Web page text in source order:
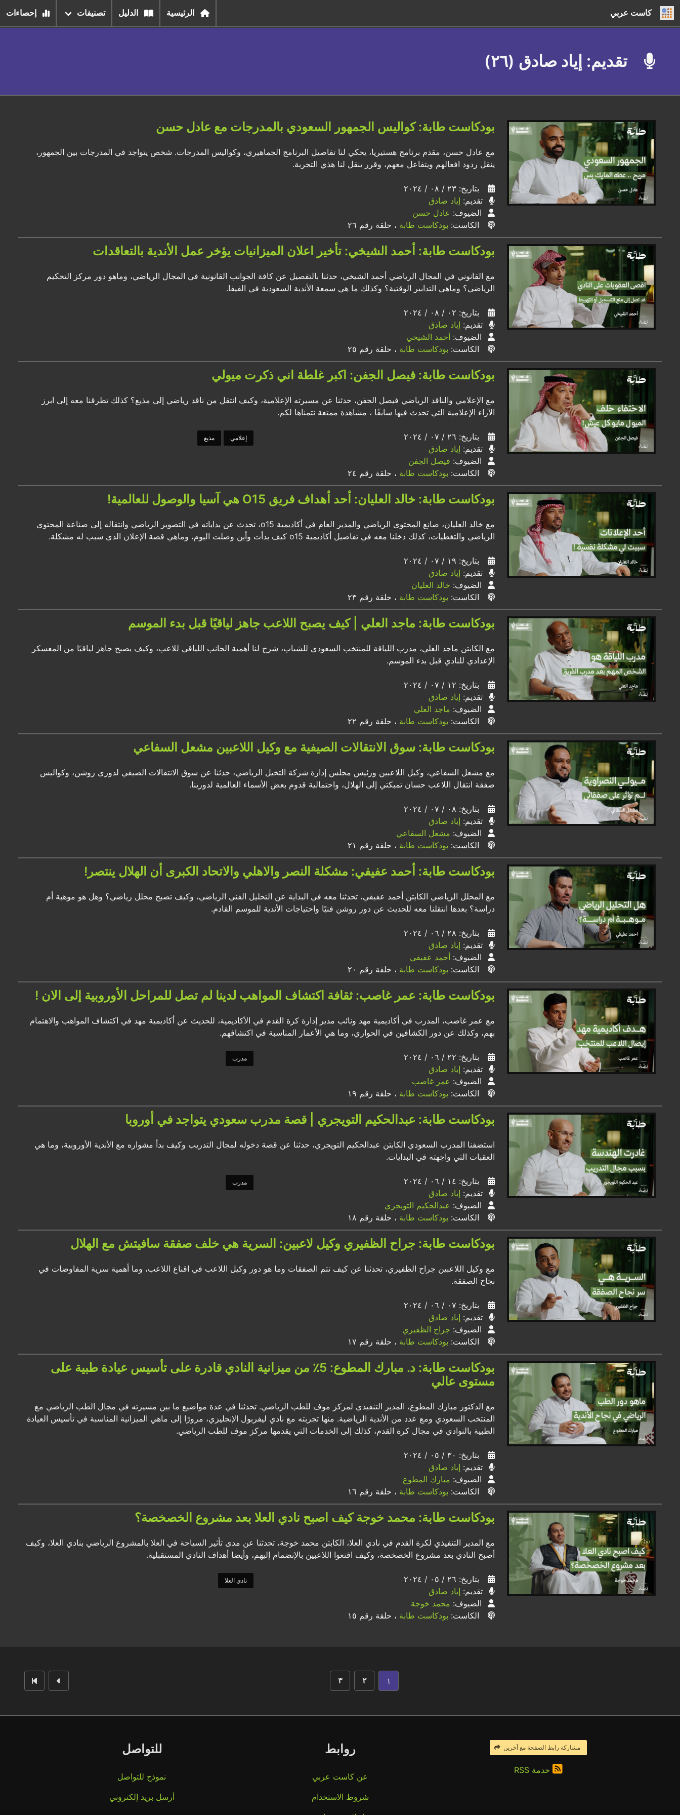
كاست عربي الرئيسية الدليل تصنيفات إحصاءات
تقديم: إياد صادق (٢٦)
بودكاست طابة: كواليس الجمهور السعودي بالمدرجات مع عادل حسن
مع عادل حسن، مقدم برنامج هستيريا، يحكي لنا تفاصيل البرنامج الجماهيري، وكواليس المدرجات. شخص يتواجد في المدرجات بين الجمهور،
ينقل ردود افعالهم ويتفاعل معهم، وقرر ينقل لنا هذي التجربة.
بتاريخ: ٢٣ / ٠٨ / ٢٠٢٤
تقديم: إياد صادق
الضيوف: عادل حسن
الكاست: بودكاست طابة ، حلقة رقم ٢٦
بودكاست طابة: أحمد الشيخي: تأخير اعلان الميزانيات يؤخر عمل الأندية بالتعاقدات
مع القانوني في المجال الرياضي أحمد الشيخي، حدثنا بالتفصيل عن كافة الجوانب القانونية في المجال الرياضي، وماهو دور مركز التحكيم
الرياضي؟ وماهي التدابير الوقتية؟ وكذلك ما هي سمعة الأندية السعودية في الفيفا.
بتاريخ: ٠٢ / ٠٨ / ٢٠٢٤
تقديم: إياد صادق
الضيوف: أحمد الشيخي
الكاست: بودكاست طابة ، حلقة رقم ٢٥
بودكاست طابة: فيصل الجفن: اكبر غلطة اني ذكرت ميولي
مع الإعلامي والناقد الرياضي فيصل الجفن، حدثنا عن مسيرته الإعلامية، وكيف انتقل من ناقد رياضي إلى مذيع؟ كذلك تطرقنا معه إلى ابرز
الآراء الإعلامية التي تحدث فيها سابقًا ، مشاهدة ممتعة نتمناها لكم.
بتاريخ: ٢٦ / ٠٧ / ٢٠٢٤
تقديم: إياد صادق
الضيوف: فيصل الجفن
الكاست: بودكاست طابة ، حلقة رقم ٢٤
إعلامي مذيع
بودكاست طابة: خالد العليان: أحد أهداف فريق O15 هي آسيا والوصول للعالمية!
مع خالد العليان، صانع المحتوى الرياضي والمدير العام في أكاديمية o15، تحدث عن بداياته في التصوير الرياضي وانتقاله إلى صناعة المحتوى
الرياضي والتغطيات، كذلك دخلنا معه في تفاصيل أكاديمية o15 كيف بدأت وأين وصلت اليوم، وماهي قصة الإعلان الذي سبب له مشكلة.
بتاريخ: ١٩ / ٠٧ / ٢٠٢٤
تقديم: إياد صادق
الضيوف: خالد العليان
الكاست: بودكاست طابة ، حلقة رقم ٢٣
بودكاست طابة: ماجد العلي | كيف يصبح اللاعب جاهز لياقيًا قبل بدء الموسم
مع الكابتن ماجد العلي، مدرب اللياقة للمنتخب السعودي للشباب، شرح لنا أهمية الجانب اللياقي للاعب، وكيف يصبح جاهز لياقيًا من المعسكر
الإعدادي للنادي قبل بدء الموسم.
بتاريخ: ١٢ / ٠٧ / ٢٠٢٤
تقديم: إياد صادق
الضيوف: ماجد العلي
الكاست: بودكاست طابة ، حلقة رقم ٢٢
بودكاست طابة: سوق الانتقالات الصيفية مع وكيل اللاعبين مشعل السفاعي
مع مشعل السفاعي، وكيل اللاعبين ورئيس مجلس إدارة شركة التخيل الرياضي، حدثنا عن سوق الانتقالات الصيفي لدوري روشن، وكواليس
صفقة انتقال اللاعب حسان تمبكتي إلى الهلال، واحتمالية قدوم بعض الأسماء العالمية لدورينا.
بتاريخ: ٠٨ / ٠٧ / ٢٠٢٤
تقديم: إياد صادق
الضيوف: مشعل السفاعي
الكاست: بودكاست طابة ، حلقة رقم ٢١
بودكاست طابة: أحمد عفيفي: مشكلة النصر والاهلي والاتحاد الكبرى أن الهلال ينتصر!
مع المحلل الرياضي الكابتن أحمد عفيفي، تحدثنا معه في البداية عن التحليل الفني الرياضي، وكيف تصبح محلل رياضي؟ وهل هو موهبة أم
دراسة؟ بعدها انتقلنا معه للحديث عن دور روشن فنيًا واحتياجات الأندية للموسم القادم.
بتاريخ: ٢٨ / ٠٦ / ٢٠٢٤
تقديم: إياد صادق
الضيوف: أحمد عفيفي
الكاست: بودكاست طابة ، حلقة رقم ٢٠
بودكاست طابة: عمر غاصب: ثقافة اكتشاف المواهب لدينا لم تصل للمراحل الأوروبية إلى الان !
مع عمر غاصب، المدرب في أكاديمية مهد ونائب مدير إدارة كرة القدم في الأكاديمية، للحديث عن أكاديمية مهد في اكتشاف المواهب والاهتمام
بهم، وكذلك عن دور الكشافين في الحواري، وما هي الأعمار المناسبة في اكتشافهم.
بتاريخ: ٢٢ / ٠٦ / ٢٠٢٤
تقديم: إياد صادق
الضيوف: عمر غاصب
الكاست: بودكاست طابة ، حلقة رقم ١٩
مدرب
بودكاست طابة: عبدالحكيم التويجري | قصة مدرب سعودي يتواجد في أوروبا
استضفنا المدرب السعودي الكابتن عبدالحكيم التويجري، حدثنا عن قصة دخوله لمجال التدريب وكيف بدأ مشواره مع الأندية الأوروبية، وما هي
العقبات التي واجهته في البدايات.
بتاريخ: ١٤ / ٠٦ / ٢٠٢٤
تقديم: إياد صادق
الضيوف: عبدالحكيم التويجري
الكاست: بودكاست طابة ، حلقة رقم ١٨
مدرب
بودكاست طابة: جراح الظفيري وكيل لاعبين: السرية هي خلف صفقة سافيتش مع الهلال
مع وكيل اللاعبين جراح الظفيري، تحدثنا عن كيف تتم الصفقات وما هو دور وكيل اللاعب في اقناع اللاعب، وما أهمية سرية المفاوضات في
نجاح الصفقة.
بتاريخ: ٠٧ / ٠٦ / ٢٠٢٤
تقديم: إياد صادق
الضيوف: جراح الظفيري
الكاست: بودكاست طابة ، حلقة رقم ١٧
بودكاست طابة: د. مبارك المطوع: 5٪ من ميزانية النادي قادرة على تأسيس عيادة طبية على
مستوى عالي
مع الدكتور مبارك المطوع، المدير التنفيذي لمركز موف للطب الرياضي. تحدثنا في عدة مواضيع ما بين مسيرته في مجال الطب الرياضي مع
المنتخب السعودي ومع عدد من الأندية الرياضية. منها تجربته مع نادي ليفربول الإنجليزي، مرورًا إلى ماهي الميزانية المناسبة في تأسيس العيادة
الطبية بالنوادي في مجال كرة القدم، كذلك إلى الخدمات التي يقدمها مركز موف للطب الرياضي.
بتاريخ: ٣٠ / ٠٥ / ٢٠٢٤
تقديم: إياد صادق
الضيوف: مبارك المطوع
الكاست: بودكاست طابة ، حلقة رقم ١٦
بودكاست طابة: محمد خوجة كيف اصبح نادي العلا بعد مشروع الخصخصة؟
مع المدير التنفيذي لكرة القدم في نادي العلا، الكابتن محمد خوجة، تحدثنا عن مدى تأثير السياحة في العلا بالمشروع الرياضي بنادي العلا، وكيف
أصبح النادي بعد مشروع الخصخصة، وكيف اقنعوا اللاعبين بالإنضمام إليهم، وأيضا أهداف النادي المستقبلية.
بتاريخ: ٢٦ / ٠٥ / ٢٠٢٤
تقديم: إياد صادق
الضيوف: محمد خوجة
الكاست: بودكاست طابة ، حلقة رقم ١٥
نادي العلا
١ ٢ ٣
مشاركة رابط الصفحة مع آخرين
خدمة RSS
روابط
عن كاست عربي
شروط الاستخدام
للتواصل
نموذج للتواصل
أرسل بريد إلكتروني